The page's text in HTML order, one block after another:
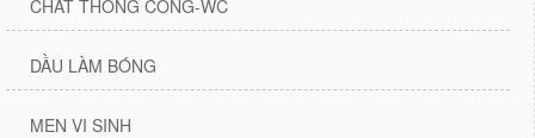
CHẤT THÔNG CỐNG-WC
DẦU LÀM BÓNG
MEN VI SINH